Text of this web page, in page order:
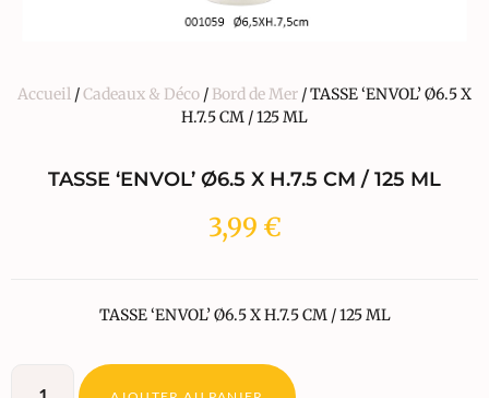
Accueil /Cadeaux & Déco / Bord de Mer / TASSE ‘ENVOL’ Ø6.5 X
H.7.5 CM / 125 ML
TASSE ‘ENVOL’ Ø6.5 X H.7.5 CM / 125 ML
3,99 €
TASSE ‘ENVOL’ Ø6.5 X H.7.5 CM / 125 ML